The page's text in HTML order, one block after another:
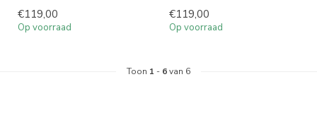
€119,00
Op voorraad
€119,00
Op voorraad
Toon 1 - 6van 6